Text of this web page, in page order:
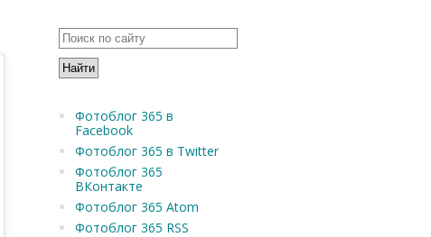
Фотоблог 365 в
Facebook
Фотоблог 365 в Twitter
Фотоблог 365
ВКонтакте
Фотоблог 365 Atom
Фотоблог 365 RSS